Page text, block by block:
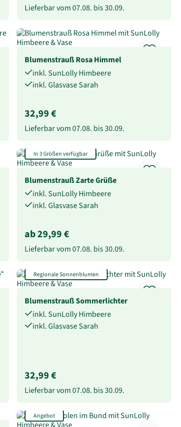
Lieferbar vom07.08. bis30.09.
Blumenstrauß Rosa Himmel
inkl. SunLolly Himbeere
inkl. Glasvase Sarah
32,99 €
Lieferbar vom07.08. bis30.09.
In 3 Größen verfügbar
Blumenstrauß Zarte Grüße
inkl. SunLolly Himbeere
inkl. Glasvase Sarah
ab 29,99 €
Lieferbar vom07.08. bis30.09.
Regionale Sonnenblumen
Blumenstrauß Sommerlichter
inkl. SunLolly Himbeere
inkl. Glasvase Sarah
32,99 €
Lieferbar vom07.08. bis30.09.
Angebot